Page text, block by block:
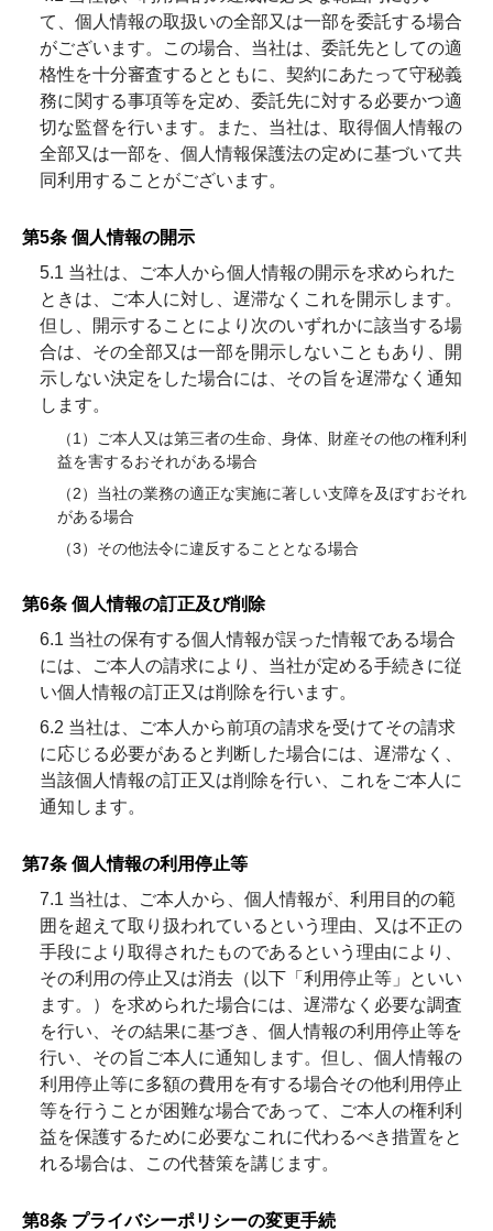
て、個人情報の取扱いの全部又は一部を委託する場合
がございます。この場合、当社は、委託先としての適
格性を十分審査するとともに、契約にあたって守秘義
務に関する事項等を定め、委託先に対する必要かつ適
切な監督を行います。また、当社は、取得個人情報の
全部又は一部を、個人情報保護法の定めに基づいて共
同利用することがございます。
第5条 個人情報の開示
5.1 当社は、ご本人から個人情報の開示を求められた
ときは、ご本人に対し、遅滞なくこれを開示します。
但し、開示することにより次のいずれかに該当する場
合は、その全部又は一部を開示しないこともあり、開
示しない決定をした場合には、その旨を遅滞なく通知
します。
（1）ご本人又は第三者の生命、身体、財産その他の権利利
益を害するおそれがある場合
（2）当社の業務の適正な実施に著しい支障を及ぼすおそれ
がある場合
（3）その他法令に違反することとなる場合
第6条 個人情報の訂正及び削除
6.1 当社の保有する個人情報が誤った情報である場合
には、ご本人の請求により、当社が定める手続きに従
い個人情報の訂正又は削除を行います。
6.2 当社は、ご本人から前項の請求を受けてその請求
に応じる必要があると判断した場合には、遅滞なく、
当該個人情報の訂正又は削除を行い、これをご本人に
通知します。
第7条 個人情報の利用停止等
7.1 当社は、ご本人から、個人情報が、利用目的の範
囲を超えて取り扱われているという理由、又は不正の
手段により取得されたものであるという理由により、
その利用の停止又は消去（以下「利用停止等」といい
ます。）を求められた場合には、遅滞なく必要な調査
を行い、その結果に基づき、個人情報の利用停止等を
行い、その旨ご本人に通知します。但し、個人情報の
利用停止等に多額の費用を有する場合その他利用停止
等を行うことが困難な場合であって、ご本人の権利利
益を保護するために必要なこれに代わるべき措置をと
れる場合は、この代替策を講じます。
第8条 プライバシーポリシーの変更手続